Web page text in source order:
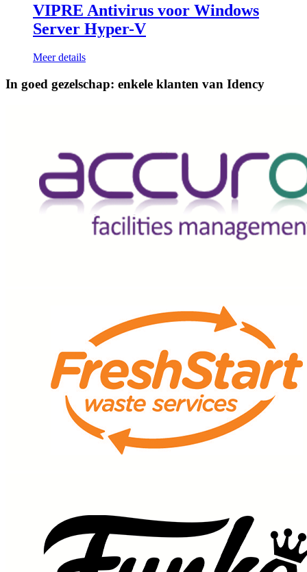
VIPRE Antivirus voor Windows
Server Hyper-V
Meer details
In goed gezelschap: enkele klanten van Idency